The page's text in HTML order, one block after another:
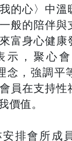
的心〉中
般的陪伴與
富身心健康
示，聚心
念，強調平
員在支持性
價值。
排會所成